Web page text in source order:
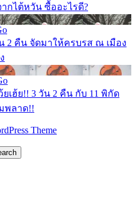
ากไต้หวัน ซื้ออะไรดี?
2 คืน จัดมาให้ครบรส ณ เมือง
ยเฮ้ย!! 3 วัน 2 คืน กับ 11 พิกัด
พลาด!!
Theme